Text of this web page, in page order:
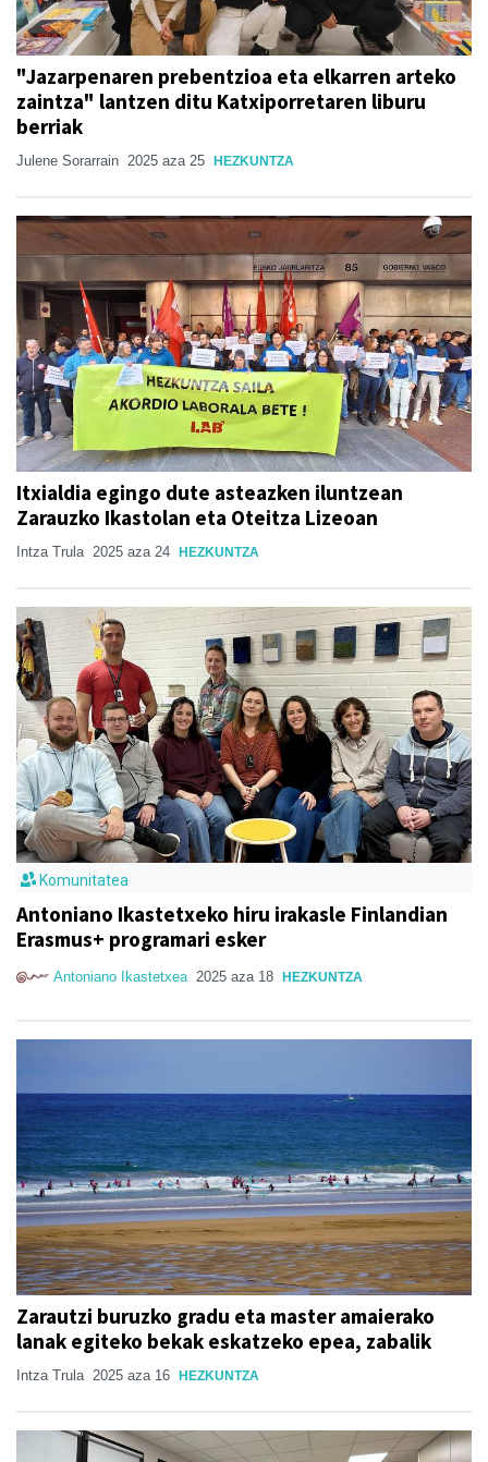
"Jazarpenaren prebentzioa eta elkarren arteko
zaintza" lantzen ditu Katxiporretaren liburu
berriak
Julene Sorarrain 2025 aza 25 HEZKUNTZA
Itxialdia egingo dute asteazken iluntzean
Zarauzko Ikastolan eta Oteitza Lizeoan
Intza Trula 2025 aza 24 HEZKUNTZA
Komunitatea
Antoniano Ikastetxeko hiru irakasle Finlandian
Erasmus+ programari esker
Antoniano Ikastetxea 2025 aza 18 HEZKUNTZA
Zarautzi buruzko gradu eta master amaierako
lanak egiteko bekak eskatzeko epea, zabalik
Intza Trula 2025 aza 16 HEZKUNTZA